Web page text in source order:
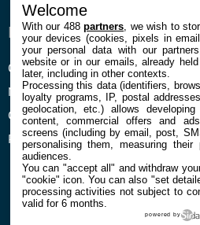
ENTREPRISE
Qui sommes nous
Mentions légales et CGU
Confidentialité et Cookies
Préférences cookies
À
La
Welcome
With our 488partners , we wish to
your devices (cookies, pixels in
your personal data with our
website or in our emails, already
later, including in other contexts.
Processing this data (identifiers,
loyalty programs, IP, postal
geolocation, etc.) allows
content, commercial offers and
screens (including by email, post,
personalising them, measuring their
audiences.
You can "accept all" and withdraw
"cookie" icon. You can also "set
processing activities not subject to
valid for 6 months.
powered by